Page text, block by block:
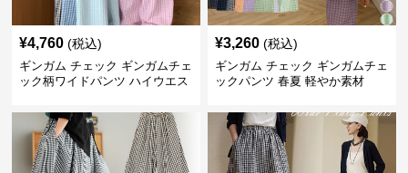
¥4,760 (税込)
ギンガム チェック ギンガムチェ
ック柄ワイドパンツ ハイウエス
¥3,260 (税込)
ギンガム チェック ギンガムチェ
ックパンツ 春夏 軽やか素材